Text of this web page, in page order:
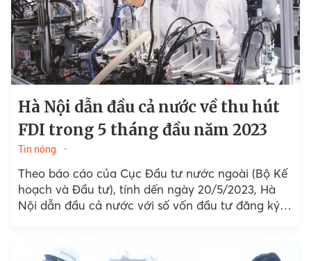
Hà Nội dẫn đầu cả nước về thu hút
FDI trong 5 tháng đầu năm 2023
Tin nóng
Theo báo cáo của Cục Đầu tư nước ngoài (Bộ Kế
hoạch và Đầu tư), tính dến ngày 20/5/2023, Hà
Nội dẫn đầu cả nước với số vốn đầu tư đăng ký
năm 2021.